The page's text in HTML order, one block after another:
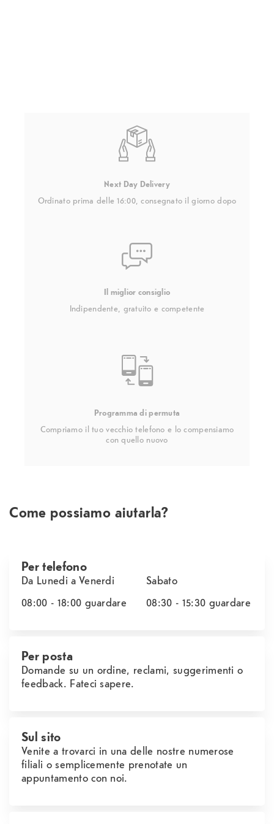
Next Day Delivery
Ordinato prima delle 16:00, consegnato il giorno dopo
Il miglior consiglio
Indipendente, gratuito e competente
Programma di permuta
Compriamo il tuo vecchio telefono e lo compensiamo
con quello nuovo
Come possiamo aiutarla?
Per telefono
Da Lunedi a Venerdi
08:00 - 18:00 guardare
Sabato
08:30 - 15:30 guardare
Per posta
Domande su un ordine, reclami, suggerimenti o
feedback. Fateci sapere.
Sul sito
Venite a trovarci in una delle nostre numerose
filiali o semplicemente prenotate un
appuntamento con noi.